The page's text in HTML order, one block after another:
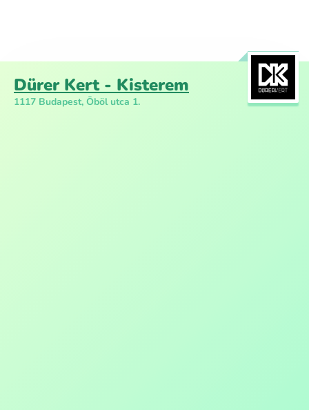
Dürer Kert - Kisterem
1117 Budapest, Öböl utca 1.